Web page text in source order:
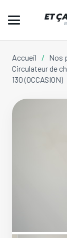
Accueil / Nos
Circulateur de
130 (OCCASION)